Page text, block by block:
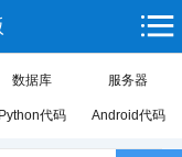
数据库 服务器
Python代码 Android代码